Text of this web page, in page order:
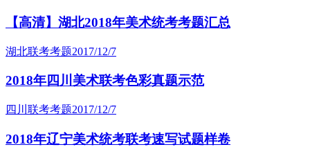
【高清】湖北2018年美术统考考题汇总
湖北联考考题2017/12/7
2018年四川美术联考色彩真题示范
四川联考考题2017/12/7
2018年辽宁美术统考联考速写试题样卷